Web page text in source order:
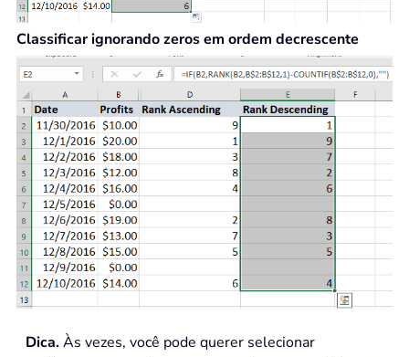
Classificar ignorando zeros em ordem decrescente
Dica.Às vezes, você pode querer selecionar